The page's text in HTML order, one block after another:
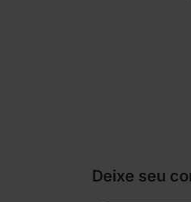
Deixe seu